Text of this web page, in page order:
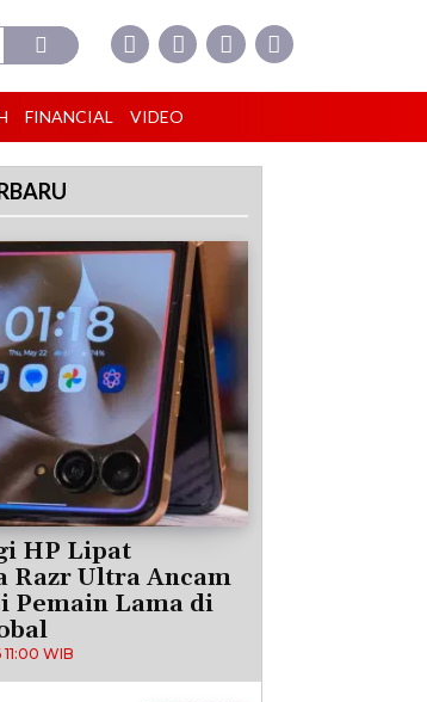
FINANCIAL VIDEO
HP Lipat
Razr Ultra Ancam
Pemain Lama di
WIB